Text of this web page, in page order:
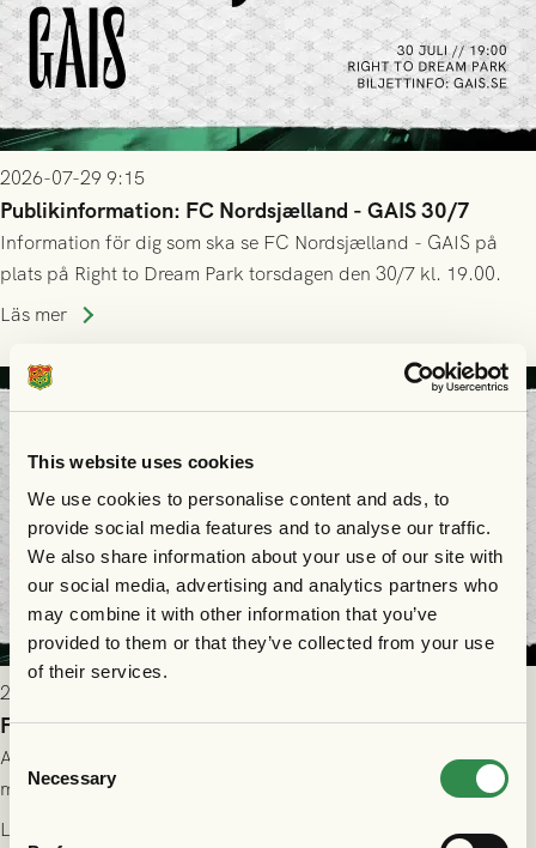
This website uses cookies
We use cookies to personalise content and ads, to
provide social media features and to analyse our traffic.
We also share information about your use of our site with
our social media, advertising and analytics partners who
may combine it with other information that you’ve
provided to them or that they’ve collected from your use
of their services.
Consent
Selection
Necessary
2026-07-29 9:15
Publikinformation: FC Nordsjælland - GAIS 30/7
Information för dig som ska se FC Nordsjælland - GAIS på
plats på Right to Dream Park torsdagen den 30/7 kl. 19.00.
Läs mer
2026-07-28 17:36
FC Nordsjælland borta: Biljettuthämtning
All information om hur du byter ditt värdebevis mot
matchbiljett på plats i Danmark, samt vad som gäller för dig
som står på reservlista eller fått förhinder.
Läs mer